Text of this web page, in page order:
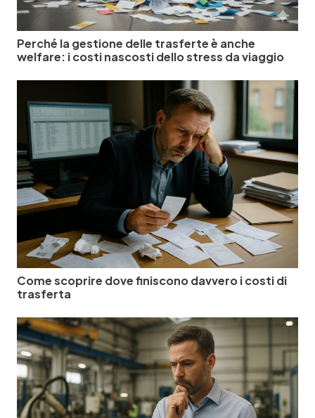
Perché la gestione delle trasferte è anche
welfare: i costi nascosti dello stress da viaggio
Come scoprire dove finiscono davvero i costi di
trasferta